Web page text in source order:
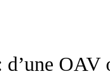
OAV